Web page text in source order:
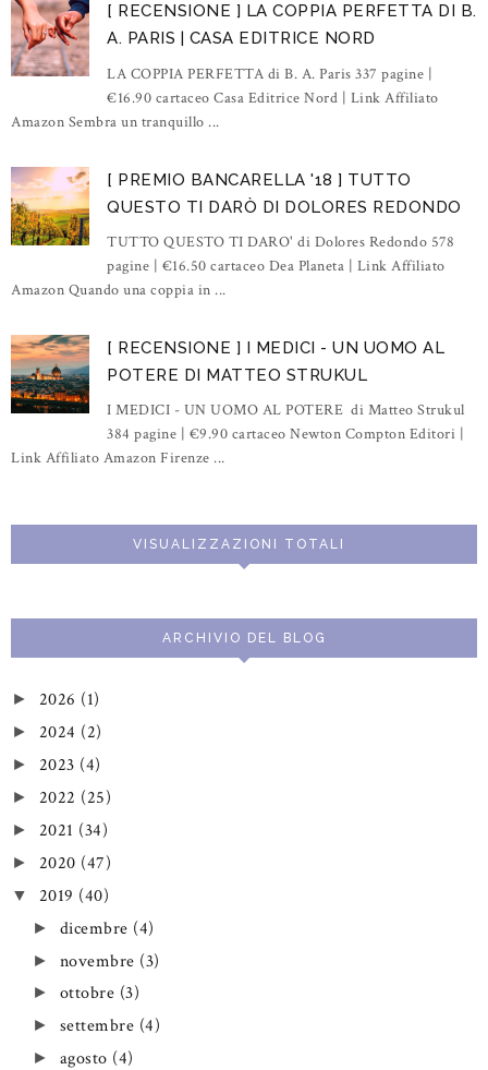
[ RECENSIONE ] LA COPPIA PERFETTA DI B.
A. PARIS | CASA EDITRICE NORD
LA COPPIA PERFETTA di B. A. Paris 337 pagine |
€16.90 cartaceo Casa Editrice Nord | Link Affiliato
Amazon Sembra un tranquillo ...
[ PREMIO BANCARELLA '18 ] TUTTO
QUESTO TI DARÒ DI DOLORES REDONDO
TUTTO QUESTO TI DARO' di Dolores Redondo 578
pagine | €16.50 cartaceo Dea Planeta | Link Affiliato
Amazon Quando una coppia in ...
[ RECENSIONE ] I MEDICI - UN UOMO AL
POTERE DI MATTEO STRUKUL
I MEDICI - UN UOMO AL POTERE di Matteo Strukul
384 pagine | €9.90 cartaceo Newton Compton Editori |
Link Affiliato Amazon Firenze ...
VISUALIZZAZIONI TOTALI
ARCHIVIO DEL BLOG
► 2026 (1)
► 2024 (2)
► 2023 (4)
► 2022 (25)
► 2021 (34)
► 2020 (47)
▼ 2019 (40)
► dicembre (4)
► novembre (3)
► ottobre (3)
► settembre (4)
► agosto (4)